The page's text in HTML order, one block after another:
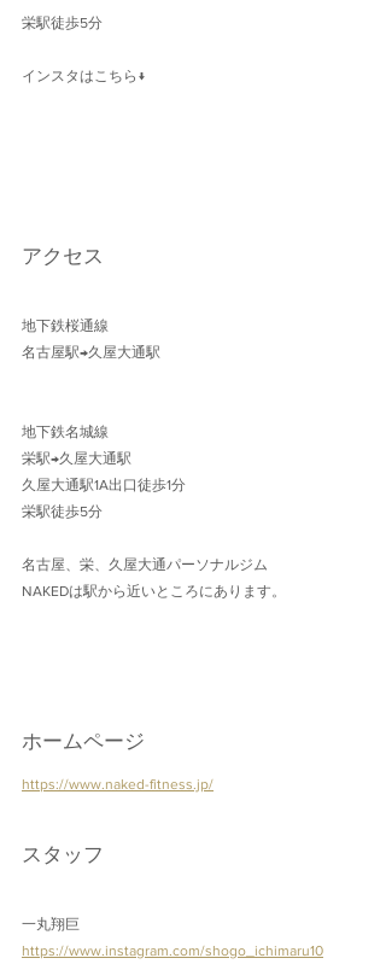
栄駅徒歩5分
インスタはこちら↓
アクセス
地下鉄桜通線
名古屋駅→久屋大通駅
地下鉄名城線
栄駅→久屋大通駅
久屋大通駅1A出口徒歩1分
栄駅徒歩5分
名古屋、栄、久屋大通パーソナルジム
NAKEDは駅から近いところにあります。
ホームページ
https://www.naked-fitness.jp/
スタッフ
一丸翔巨
https://www.instagram.com/shogo_ichimaru10